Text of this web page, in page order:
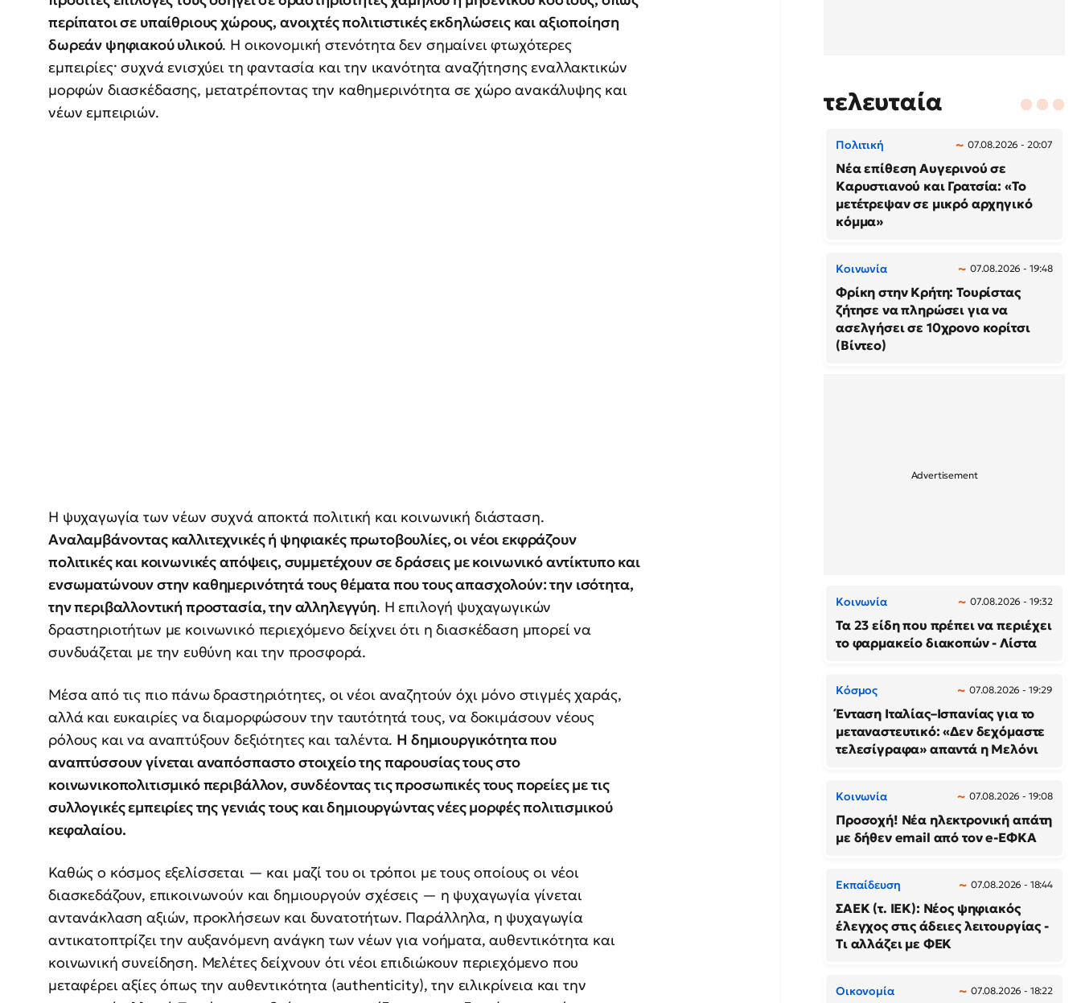
περίπατοι σε υπαίθριους χώρους, ανοιχτές πολιτιστικές εκδηλώσεις και αξιοποίηση
δωρεάν ψηφιακού υλικού. Η οικονομική στενότητα δεν σημαίνει φτωχότερες
εμπειρίες· συχνά ενισχύει τη φαντασία και την ικανότητα αναζήτησης εναλλακτικών
μορφών διασκέδασης, μετατρέποντας την καθημερινότητα σε χώρο ανακάλυψης και
νέων εμπειριών.
Η ψυχαγωγία των νέων συχνά αποκτά πολιτική και κοινωνική διάσταση.
Αναλαμβάνοντας καλλιτεχνικές ή ψηφιακές πρωτοβουλίες, οι νέοι εκφράζουν
πολιτικές και κοινωνικές απόψεις, συμμετέχουν σε δράσεις με κοινωνικό αντίκτυπο και
ενσωματώνουν στην καθημερινότητά τους θέματα που τους απασχολούν: την ισότητα,
την περιβαλλοντική προστασία, την αλληλεγγύη. Η επιλογή ψυχαγωγικών
δραστηριοτήτων με κοινωνικό περιεχόμενο δείχνει ότι η διασκέδαση μπορεί να
συνδυάζεται με την ευθύνη και την προσφορά.
Μέσα από τις πιο πάνω δραστηριότητες, οι νέοι αναζητούν όχι μόνο στιγμές χαράς,
αλλά και ευκαιρίες να διαμορφώσουν την ταυτότητά τους, να δοκιμάσουν νέους
ρόλους και να αναπτύξουν δεξιότητες και ταλέντα. Η δημιουργικότητα που
αναπτύσσουν γίνεται αναπόσπαστο στοιχείο της παρουσίας τους στο
κοινωνικοπολιτισμικό περιβάλλον, συνδέοντας τις προσωπικές τους πορείες με τις
συλλογικές εμπειρίες της γενιάς τους και δημιουργώντας νέες μορφές πολιτισμικού
κεφαλαίου.
Καθώς ο κόσμος εξελίσσεται — και μαζί του οι τρόποι με τους οποίους οι νέοι
διασκεδάζουν, επικοινωνούν και δημιουργούν σχέσεις — η ψυχαγωγία γίνεται
αντανάκλαση αξιών, προκλήσεων και δυνατοτήτων. Παράλληλα, η ψυχαγωγία
αντικατοπτρίζει την αυξανόμενη ανάγκη των νέων για νοήματα, αυθεντικότητα και
κοινωνική συνείδηση. Μελέτες δείχνουν ότι νέοι επιδιώκουν περιεχόμενο που
μεταφέρει αξίες όπως την αυθεντικότητα (authenticity), την ειλικρίνεια και την
τελευταία
Πολιτική 07.08.2026 - 20:07
Νέα επίθεση Αυγερινού σε
Καρυστιανού και Γρατσία: «Το
μετέτρεψαν σε μικρό αρχηγικό
κόμμα»
Κοινωνία 07.08.2026 - 19:48
Φρίκη στην Κρήτη: Τουρίστας
ζήτησε να πληρώσει για να
ασελγήσει σε 10χρονο κορίτσι
(Βίντεο)
Κοινωνία 07.08.2026 - 19:32
Τα 23 είδη που πρέπει να περιέχει
το φαρμακείο διακοπών - Λίστα
Κόσμος 07.08.2026 - 19:29
Ένταση Ιταλίας–Ισπανίας για το
μεταναστευτικό: «Δεν δεχόμαστε
τελεσίγραφα» απαντά η Μελόνι
Κοινωνία 07.08.2026 - 19:08
Προσοχή! Νέα ηλεκτρονική απάτη
με δήθεν email από τον e-ΕΦΚΑ
Εκπαίδευση 07.08.2026 - 18:44
ΣΑΕΚ (τ. ΙΕΚ): Νέος ψηφιακός
έλεγχος στις άδειες λειτουργίας -
Τι αλλάζει με ΦΕΚ
Οικονομία 07.08.2026 - 18:22